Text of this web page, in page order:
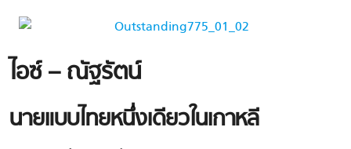
ไอซ์ – ณัฐรัตน์
นายแบบไทยหนึ่งเดียวในเกาหลี